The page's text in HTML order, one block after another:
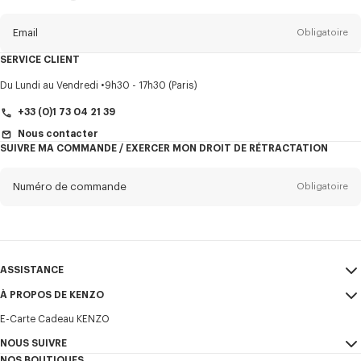
Email Obligatoire
Titre Obligatoire
évènements KENZO, qui peuvent être personnalisés, notamment sur les
SERVICE CLIENT
Du Lundi au Vendredi 9h30 - 17h30 (Paris)
+33 (0)1 73 04 21 39
Nous contacter
SUIVRE MA COMMANDE / EXERCER MON DROIT DE RÉTRACTATION
Numéro de commande Obligatoire
ASSISTANCE
Mon compte
Guide des tailles
FAQ
À PROPOS DE KENZO
CGV
Mentions Légales et CGU
E-Carte Cadeau KENZO
NOUS SUIVRE